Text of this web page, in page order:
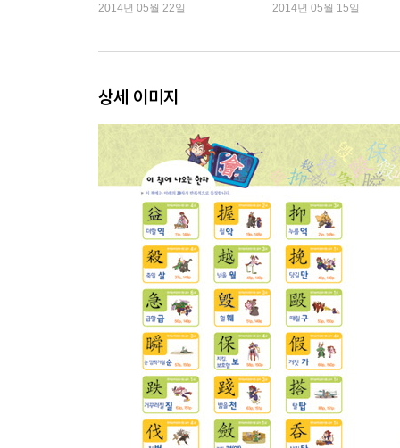
2014년 05월 22일 2014년 05월 15일
상세 이미지